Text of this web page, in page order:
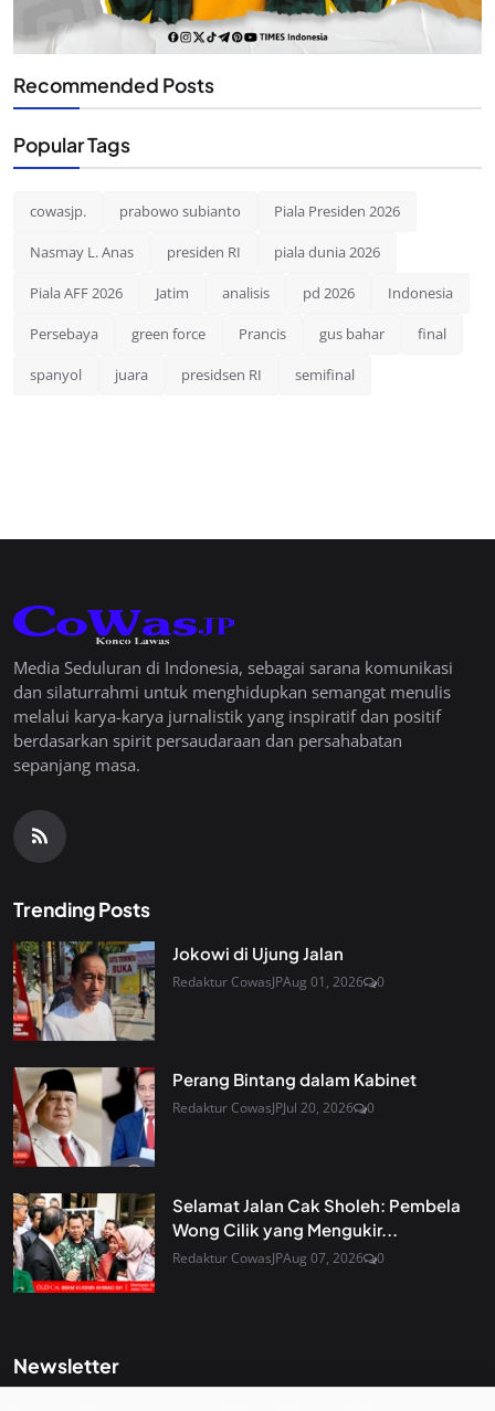
Recommended Posts
Popular Tags
cowasjp. prabowo subianto Piala Presiden 2026
Nasmay L. Anas presiden RI piala dunia 2026
Piala AFF 2026 Jatim analisis pd 2026 Indonesia
Persebaya green force Prancis gus bahar final
spanyol juara presidsen RI semifinal
Media Seduluran di Indonesia, sebagai sarana komunikasi
dan silaturrahmi untuk menghidupkan semangat menulis
melalui karya-karya jurnalistik yang inspiratif dan positif
berdasarkan spirit persaudaraan dan persahabatan
sepanjang masa.
Trending Posts
Jokowi di Ujung Jalan
Redaktur CowasJPAug 01, 2026 0
Perang Bintang dalam Kabinet
Redaktur CowasJPJul 20, 2026 0
Selamat Jalan Cak Sholeh: Pembela
Wong Cilik yang Mengukir...
Redaktur CowasJPAug 07, 2026 0
Newsletter